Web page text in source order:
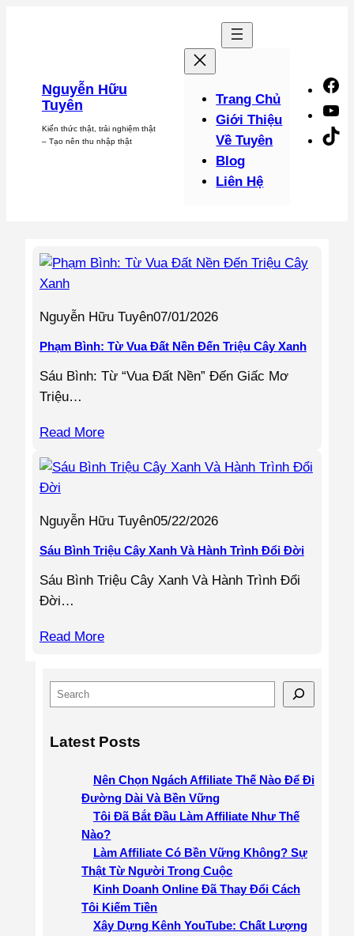
Nguyễn Hữu
Tuyên
Kiến thức thật, trải nghiệm thật
– Tạo nên thu nhập thật
Trang Chủ
Giới Thiệu
Về Tuyên
Blog
Liên Hệ
Nguyễn Hữu Tuyên07/01/2026
Phạm Bình: Từ Vua Đất Nền Đến Triệu Cây Xanh
Sáu Bình: Từ “Vua Đất Nền” Đến Giấc Mơ
Triệu…
Read More
Nguyễn Hữu Tuyên05/22/2026
Sáu Bình Triệu Cây Xanh Và Hành Trình Đổi Đời
Sáu Bình Triệu Cây Xanh Và Hành Trình Đổi
Đời…
Read More
S
e
r
Latest Posts
Nên Chọn Ngách Affiliate Thế Nào Để Đi
Đường Dài Và Bền Vững
Tôi Đã Bắt Đầu Làm Affiliate Như Thế
Nào?
Làm Affiliate Có Bền Vững Không? Sự
Thật Từ Người Trong Cuộc
Kinh Doanh Online Đã Thay Đổi Cách
Tôi Kiếm Tiền
Xây Dựng Kênh YouTube: Chất Lượng